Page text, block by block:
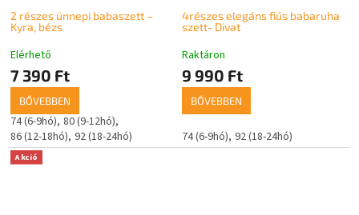
2 részes ünnepi babaszett –
Kyra, bézs
Elérhető
7 390 Ft
BŐVEBBEN
74 (6-9hó) 80 (9-12hó)
86 (12-18hó) 92 (18-24hó)
4részes elegáns fiús babaruha
szett- Divat
Raktáron
9 990 Ft
BŐVEBBEN
74 (6-9hó) 92 (18-24hó)
Akció